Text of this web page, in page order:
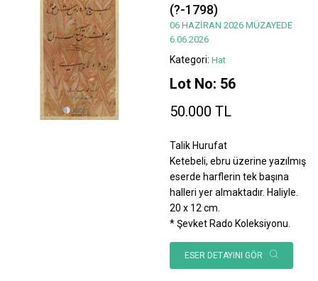
(?-1798)
06 HAZİRAN 2026 MÜZAYEDE
6.06.2026
Kategori: Hat
Lot No: 56
50.000 TL
Talik Hurufat
Ketebeli, ebru üzerine yazılmış
eserde harflerin tek başına
halleri yer almaktadır. Haliyle.
20 x 12 cm.
* Şevket Rado Koleksiyonu.
ESER DETAYINI GÖR